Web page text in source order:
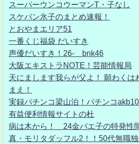
スーパーウンコウーマンT・子なし
スケバン氷子のまとめ速報！
とおやまエリア51
一番くじ福袋 だいすき
声優だいすき！26- bnk46
大阪エキストラNOTE！芸能情報局
天にまします我らが父よ！ 願わくは
まえ！
実録パチンコ梁山泊！パチンコ
有益便利情報サイトの杜
病は木から！ 24金バエ子の特発性
真・モリタダッフル2！！50代無職